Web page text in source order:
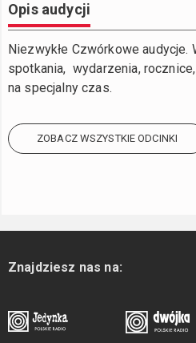
Opis audycji
Niezwykłe Czwórkowe audycje.
spotkania, wydarzenia,
na specjalny czas.
ZOBACZ WSZYSTKIE ODCINKI
Znajdziesz nas na: